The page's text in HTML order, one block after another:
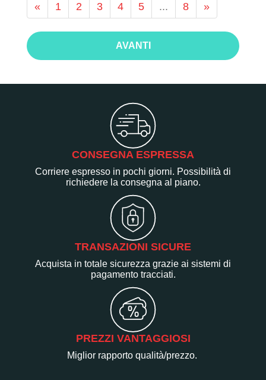
« 1 2 3 4 5 ... 8 »
AVANTI
CONSEGNA ESPRESSA
Corriere espresso in pochi giorni. Possibilità di
richiedere la consegna al piano.
TRANSAZIONI SICURE
Acquista in totale sicurezza grazie ai sistemi di
pagamento tracciati.
PREZZI VANTAGGIOSI
Miglior rapporto qualità/prezzo.